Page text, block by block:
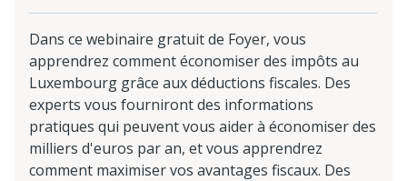
Dans ce webinaire gratuit de Foyer, vous
apprendrez comment économiser des impôts au
Luxembourg grâce aux déductions fiscales. Des
experts vous fourniront des informations
pratiques qui peuvent vous aider à économiser des
milliers d'euros par an, et vous apprendrez
comment maximiser vos avantages fiscaux. Des